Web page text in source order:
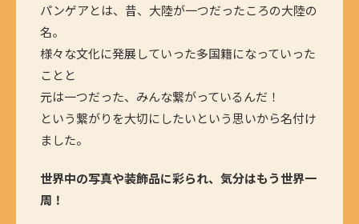
パンゲアとは、昔、大陸が一つだったころの大陸の
名。
様々な文化に発展していった多国籍になっていった
ことと
元は一つだった、みんな繋がっているんだ！
という繋がりを大切にしたいという思いから名付け
ました。
世界中の写真や装飾品に彩られ、気分はもう世界一
周！